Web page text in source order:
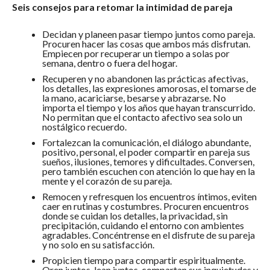
Seis consejos para retomar la intimidad de pareja
Decidan y planeen pasar tiempo juntos como pareja.
Procuren hacer las cosas que ambos más disfrutan.
Empiecen por recuperar un tiempo a solas por
semana, dentro o fuera del hogar.
Recuperen y no abandonen las prácticas afectivas,
los detalles, las expresiones amorosas, el tomarse de
la mano, acariciarse, besarse y abrazarse. No
importa el tiempo y los años que hayan transcurrido.
No permitan que el contacto afectivo sea solo un
nostálgico recuerdo.
Fortalezcan la comunicación, el diálogo abundante,
positivo, personal, el poder compartir en pareja sus
sueños, ilusiones, temores y dificultades. Conversen,
pero también escuchen con atención lo que hay en la
mente y el corazón de su pareja.
Remocen y refresquen los encuentros íntimos, eviten
caer en rutinas y costumbres. Procuren encuentros
donde se cuidan los detalles, la privacidad, sin
precipitación, cuidando el entorno con ambientes
agradables. Concéntrense en el disfrute de su pareja
y no solo en su satisfacción.
Propicien tiempo para compartir espiritualmente.